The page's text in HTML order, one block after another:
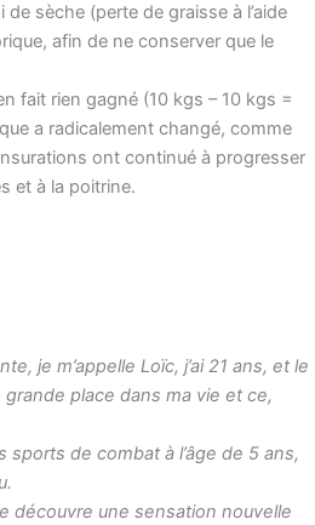
sèche (perte de graisse à l’aide
afin de ne conserver que le
fait rien gagné (10 kgs – 10 kgs =
a radicalement changé, comme
ont continué à progresser
et à la poitrine.
je m’appelle Loïc, j’ai 21 ans, et le
place dans ma vie et ce,
sports de combat à l’âge de 5 ans,
découvre une sensation nouvelle